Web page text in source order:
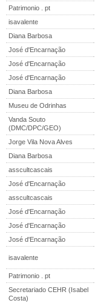
Patrimonio . pt
isavalente
Diana Barbosa
José d'Encarnação
José d'Encarnação
José d'Encarnação
Diana Barbosa
Museu de Odrinhas
Vanda Souto
(DMC/DPC/GEO)
Jorge Vila Nova Alves
Diana Barbosa
asscultcascais
José d'Encarnação
asscultcascais
José d'Encarnação
José d'Encarnação
José d'Encarnação
isavalente
Patrimonio . pt
Secretariado CEHR (Isabel
Costa)